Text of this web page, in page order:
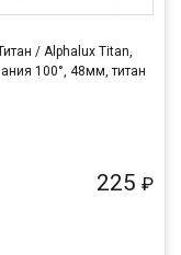
/ Alphalux Titan,
100°, 48мм, титан
225 ₽